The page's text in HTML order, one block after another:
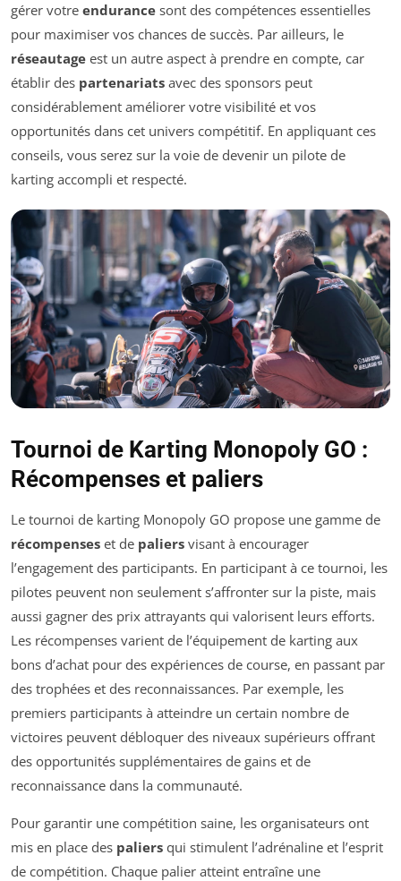
gérer votre endurance sont des compétences essentielles
pour maximiser vos chances de succès. Par ailleurs, le
réseautage est un autre aspect à prendre en compte, car
établir des partenariats avec des sponsors peut
considérablement améliorer votre visibilité et vos
opportunités dans cet univers compétitif. En appliquant ces
conseils, vous serez sur la voie de devenir un pilote de
karting accompli et respecté.
Tournoi de Karting Monopoly GO :
Récompenses et paliers
Le tournoi de karting Monopoly GO propose une gamme de
récompenses et de paliers visant à encourager
l’engagement des participants. En participant à ce tournoi, les
pilotes peuvent non seulement s’affronter sur la piste, mais
aussi gagner des prix attrayants qui valorisent leurs efforts.
Les récompenses varient de l’équipement de karting aux
bons d’achat pour des expériences de course, en passant par
des trophées et des reconnaissances. Par exemple, les
premiers participants à atteindre un certain nombre de
victoires peuvent débloquer des niveaux supérieurs offrant
des opportunités supplémentaires de gains et de
reconnaissance dans la communauté.
Pour garantir une compétition saine, les organisateurs ont
mis en place des paliers qui stimulent l’adrénaline et l’esprit
de compétition. Chaque palier atteint entraîne une